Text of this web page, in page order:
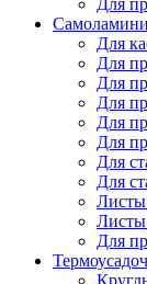
Для
Для
Для
Для
Для
Для
Для
Для
Для
Для